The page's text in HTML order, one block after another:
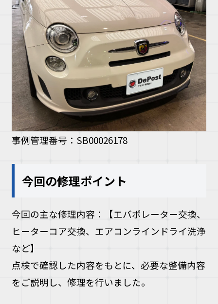
事例管理番号：SB00026178
今回の修理ポイント
今回の主な修理内容：
【エバポレーター交換、
ヒーターコア交換、エアコンラインドライ洗浄
など】
点検で確認した内容をもとに、必要な整備内容
をご説明し、修理を行いました。